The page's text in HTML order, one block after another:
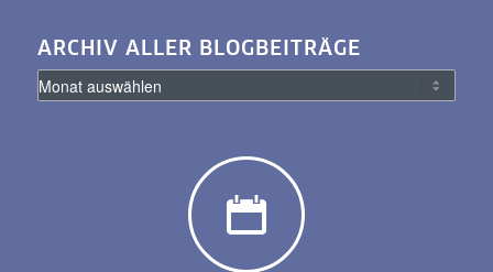
ARCHIV ALLER BLOGBEITRÄGE